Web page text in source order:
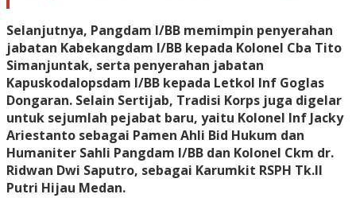
Selanjutnya, Pangdam I/BB memimpin penyerahan
jabatan Kabekangdam I/BB kepada Kolonel Cba Tito
Simanjuntak, serta penyerahan jabatan
Kapuskodalopsdam I/BB kepada Letkol Inf Goglas
Dongaran. Selain Sertijab, Tradisi Korps juga digelar
untuk sejumlah pejabat baru, yaitu Kolonel Inf Jacky
Ariestanto sebagai Pamen Ahli Bid Hukum dan
Humaniter Sahli Pangdam I/BB dan Kolonel Ckm dr.
Ridwan Dwi Saputro, sebagai Karumkit RSPH Tk.II
Putri Hijau Medan.